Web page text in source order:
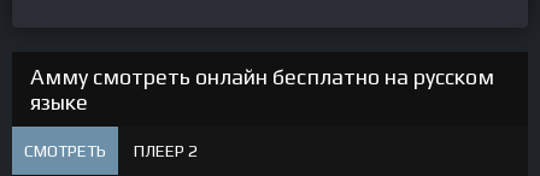
Амму смотреть онлайн бесплатно на русском
языке
СМОТРЕТЬ ПЛЕЕР 2